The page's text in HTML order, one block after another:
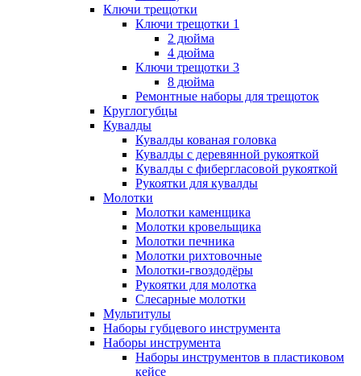
Ключи трещотки
Ключи трещотки 1
2 дюйма
4 дюйма
Ключи трещотки 3
8 дюйма
Ремонтные наборы для трещоток
Круглогубцы
Кувалды
Кувалды кованая головка
Кувалды с деревянной рукояткой
Кувалды с фибергласовой рукояткой
Рукоятки для кувалды
Молотки
Молотки каменщика
Молотки кровельщика
Молотки печника
Молотки рихтовочные
Молотки-гвоздодёры
Рукоятки для молотка
Слесарные молотки
Мультитулы
Наборы губцевого инструмента
Наборы инструмента
Наборы инструментов в пластиковом
кейсе